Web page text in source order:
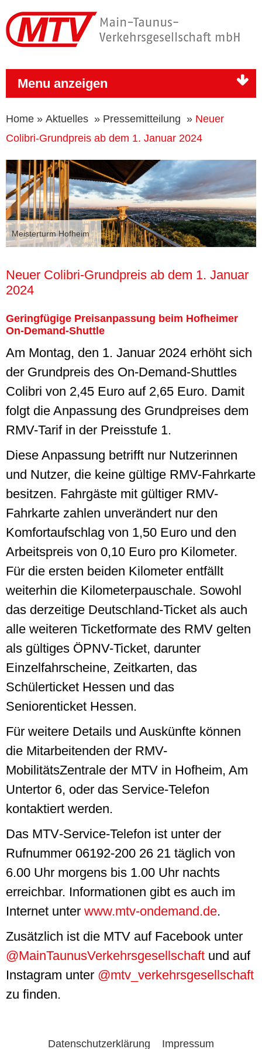
Menu anzeigen
Home » Aktuelles » Pressemitteilung » Neuer
Colibri-Grundpreis ab dem 1. Januar 2024
Meisterturm Hofheim
Neuer Colibri-Grundpreis ab dem 1. Januar
2024
Geringfügige Preisanpassung beim Hofheimer
On-Demand-Shuttle
Am Montag, den 1. Januar 2024 erhöht sich
der Grundpreis des On-Demand-Shuttles
Colibri von 2,45 Euro auf 2,65 Euro. Damit
folgt die Anpassung des Grundpreises dem
RMV-Tarif in der Preisstufe 1.
Diese Anpassung betrifft nur Nutzerinnen
und Nutzer, die keine gültige RMV-Fahrkarte
besitzen. Fahrgäste mit gültiger RMV-
Fahrkarte zahlen unverändert nur den
Komfortaufschlag von 1,50 Euro und den
Arbeitspreis von 0,10 Euro pro Kilometer.
Für die ersten beiden Kilometer entfällt
weiterhin die Kilometerpauschale. Sowohl
das derzeitige Deutschland-Ticket als auch
alle weiteren Ticketformate des RMV gelten
als gültiges ÖPNV-Ticket, darunter
Einzelfahrscheine, Zeitkarten, das
Schülerticket Hessen und das
Seniorenticket Hessen.
Für weitere Details und Auskünfte können
die Mitarbeitenden der RMV-
MobilitätsZentrale der MTV in Hofheim, Am
Untertor 6, oder das Service-Telefon
kontaktiert werden.
Das MTV-Service-Telefon ist unter der
Rufnummer 06192-200 26 21 täglich von
6.00 Uhr morgens bis 1.00 Uhr nachts
erreichbar. Informationen gibt es auch im
Internet unter www.mtv-ondemand.de.
Zusätzlich ist die MTV auf Facebook unter
@MainTaunusVerkehrsgesellschaft und auf
Instagram unter @mtv_verkehrsgesellschaft
zu finden.
Datenschutzerklärung Impressum